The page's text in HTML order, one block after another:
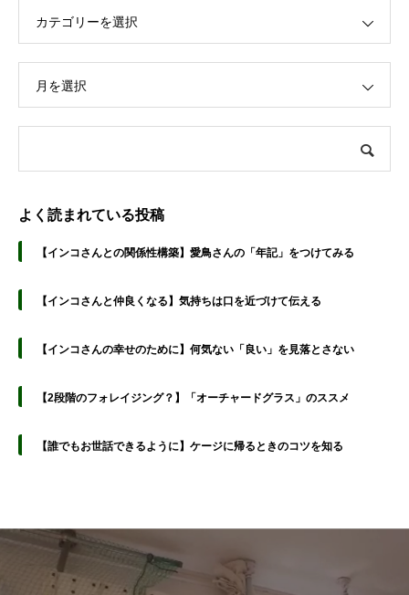
カテゴリーを選択
月を選択
よく読まれている投稿
【インコさんとの関係性構築】愛鳥さんの「年記」をつけてみる
【インコさんと仲良くなる】気持ちは口を近づけて伝える
【インコさんの幸せのために】何気ない「良い」を見落とさない
【2段階のフォレイジング？】「オーチャードグラス」のススメ
【誰でもお世話できるように】ケージに帰るときのコツを知る